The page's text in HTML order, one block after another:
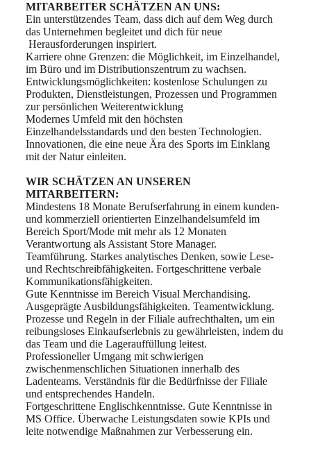
MITARBEITER SCHÄTZEN AN UNS:
Ein unterstützendes Team, dass dich auf dem Weg durch
das Unternehmen begleitet und dich für neue
Herausforderungen inspiriert.
Karriere ohne Grenzen: die Möglichkeit, im Einzelhandel,
im Büro und im Distributionszentrum zu wachsen.
Entwicklungsmöglichkeiten: kostenlose Schulungen zu
Produkten, Dienstleistungen, Prozessen und Programmen
zur persönlichen Weiterentwicklung
Modernes Umfeld mit den höchsten
Einzelhandelsstandards und den besten Technologien.
Innovationen, die eine neue Ära des Sports im Einklang
mit der Natur einleiten.
WIR SCHÄTZEN AN UNSEREN
MITARBEITERN:
Mindestens 18 Monate Berufserfahrung in einem kunden-
und kommerziell orientierten Einzelhandelsumfeld im
Bereich Sport/Mode mit mehr als 12 Monaten
Verantwortung als Assistant Store Manager.
Teamführung. Starkes analytisches Denken, sowie Lese-
und Rechtschreibfähigkeiten. Fortgeschrittene verbale
Kommunikationsfähigkeiten.
Gute Kenntnisse im Bereich Visual Merchandising.
Ausgeprägte Ausbildungsfähigkeiten. Teamentwicklung.
Prozesse und Regeln in der Filiale aufrechthalten, um ein
reibungsloses Einkaufserlebnis zu gewährleisten, indem du
das Team und die Lagerauffüllung leitest.
Professioneller Umgang mit schwierigen
zwischenmenschlichen Situationen innerhalb des
Ladenteams. Verständnis für die Bedürfnisse der Filiale
und entsprechendes Handeln.
Fortgeschrittene Englischkenntnisse. Gute Kenntnisse in
MS Office. Überwache Leistungsdaten sowie KPIs und
leite notwendige Maßnahmen zur Verbesserung ein.